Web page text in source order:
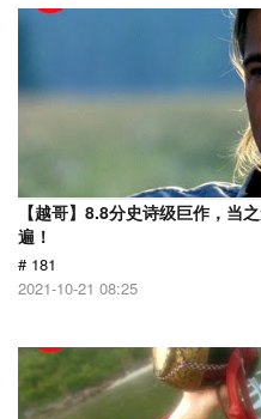
【越哥】8.8分史诗级巨作，当
遍！
# 181
2021-10-21 08:25